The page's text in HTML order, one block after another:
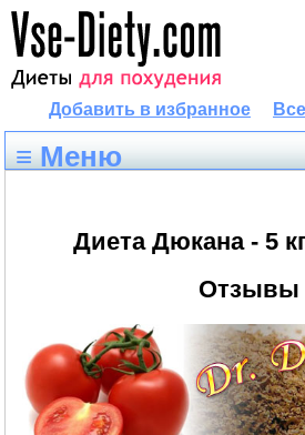
Добавить в избранное
≡ Меню
Диета Дюкана - 5
Отзывы